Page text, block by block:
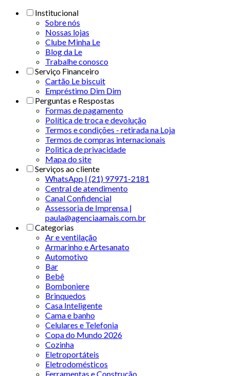
Institucional
Sobre nós
Nossas lojas
Clube Minha Le
Blog da Le
Trabalhe conosco
Serviço Financeiro
Cartão Le biscuit
Empréstimo Dim Dim
Perguntas e Respostas
Formas de pagamento
Política de troca e devolução
Termos e condições - retirada na Loja
Termos de compras internacionais
Politica de privacidade
Mapa do site
Serviços ao cliente
WhatsApp | (21) 97971-2181
Central de atendimento
Canal Confidencial
Assessoria de Imprensa |
paula@agenciaamais.com.br
Categorias
Ar e ventilação
Armarinho e Artesanato
Automotivo
Bar
Bebê
Bomboniere
Brinquedos
Casa Inteligente
Cama e banho
Celulares e Telefonia
Copa do Mundo 2026
Cozinha
Eletroportáteis
Eletrodomésticos
Ferramentas e Construção